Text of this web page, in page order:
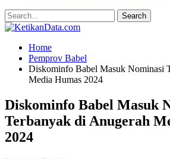
Home
Pemprov Babel
Diskominfo Babel Masuk Nominasi
Media Humas 2024
Diskominfo Babel Masuk
Terbanyak di Anugerah
2024